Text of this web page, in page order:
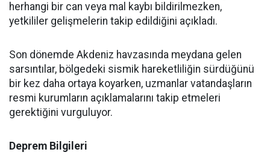
herhangi bir can veya mal kaybı bildirilmezken,
yetkililer gelişmelerin takip edildiğini açıkladı.
Son dönemde Akdeniz havzasında meydana gelen
sarsıntılar, bölgedeki sismik hareketliliğin sürdüğünü
bir kez daha ortaya koyarken, uzmanlar vatandaşların
resmi kurumların açıklamalarını takip etmeleri
gerektiğini vurguluyor.
Deprem Bilgileri